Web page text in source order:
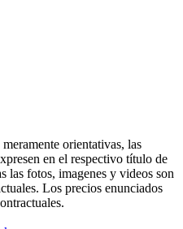
orientativas, las
en el respectivo título de
las fotos, imagenes y videos son
Los precios enunciados